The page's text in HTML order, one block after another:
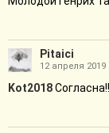
Pitaici
12 апреля 2019
Kot2018